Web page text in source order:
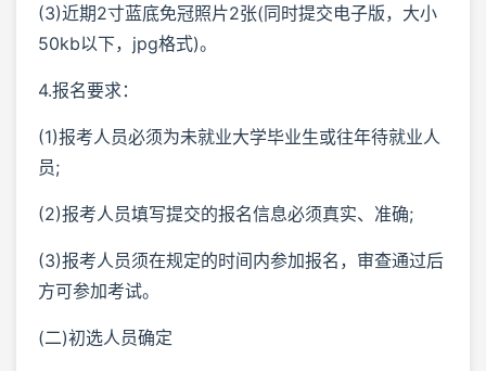
(3)近期2寸蓝底免冠照片2张(同时提交电子版，大小
50kb以下，jpg格式)。
4.报名要求：
(1)报考人员必须为未就业大学毕业生或往年待就业人
员;
(2)报考人员填写提交的报名信息必须真实、准确;
(3)报考人员须在规定的时间内参加报名，审查通过后
方可参加考试。
(二)初选人员确定